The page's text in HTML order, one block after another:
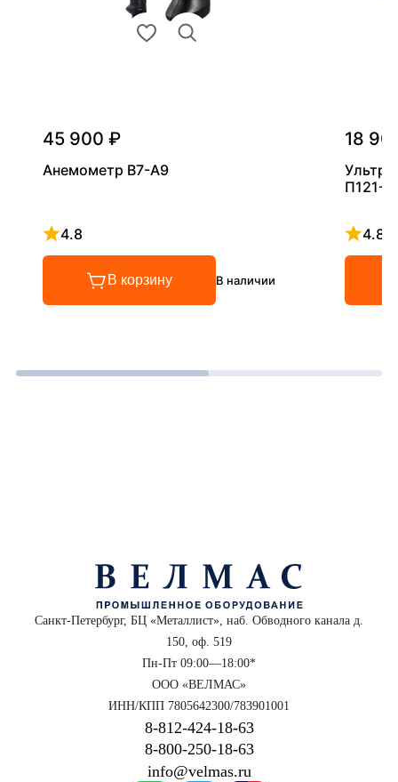
45 900 ₽
Анемометр В7-А9
4.8
Рейтинг 4.8 из 5
В корзину В наличии
18
П121-
4.8
Санкт-Петербург, БЦ «Металлист», наб. Обводного канала д.
150, оф. 519
Пн-Пт 09:00—18:00*
ООО «ВЕЛМАС»
ИНН/КПП 7805642300/783901001
8‑812‑424‑18‑63
8‑800‑250‑18‑63
info@velmas.ru